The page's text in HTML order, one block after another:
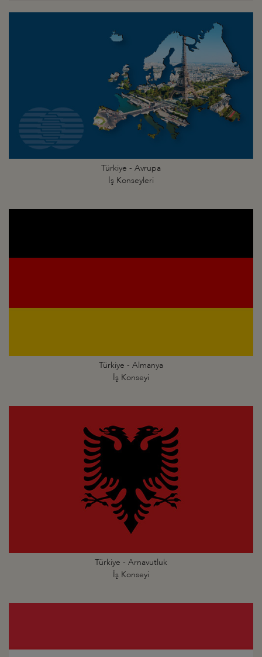
Türkiye - Avrupa
İş Konseyleri
Türkiye - Almanya
İş Konseyi
Türkiye - Arnavutluk
İş Konseyi